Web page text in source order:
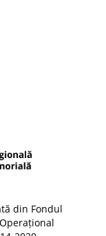
din Fondul